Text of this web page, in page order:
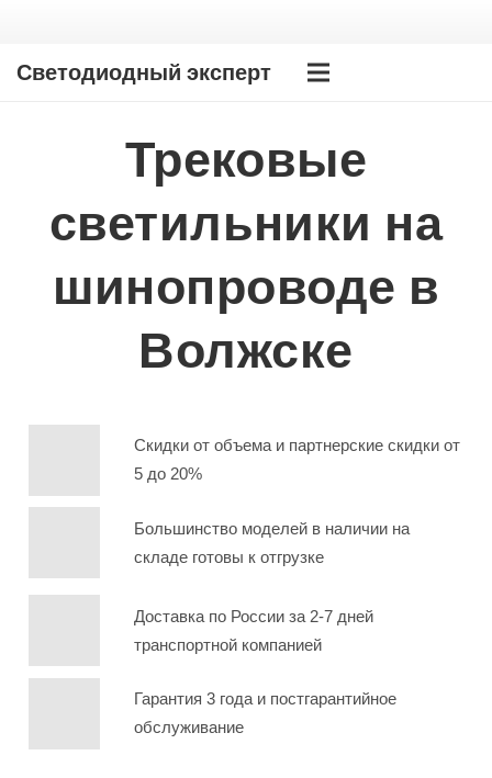
Светодиодный эксперт
Трековые
светильники на
шинопроводе в
Волжске
Скидки от объема и партнерские скидки от
5 до 20%
Большинство моделей в наличии на
складе готовы к отгрузке
Доставка по России за 2-7 дней
транспортной компанией
Гарантия 3 года и постгарантийное
обслуживание